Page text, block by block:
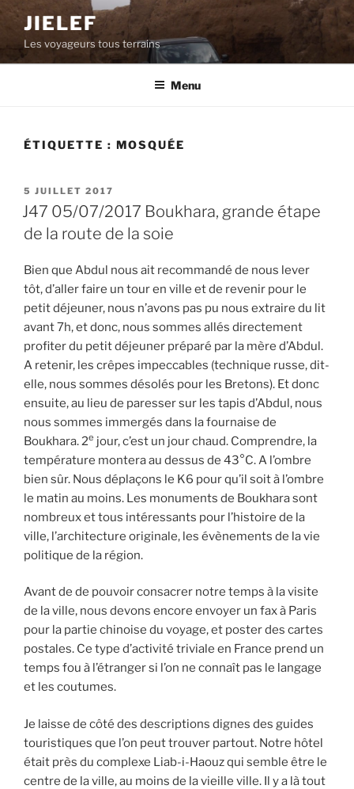
Aller
contenu
principal
JIELEF
Les voyageurs tous terrains
Menu
ÉTIQUETTE : MOSQUÉE
PUBLIÉ
LE
5 JUILLET 2017
J47 05/07/2017 Boukhara, grande étape
de la route de la soie
Bien que Abdul nous ait recommandé de nous lever
tôt, d’aller faire un tour en ville et de revenir pour le
petit déjeuner, nous n’avons pas pu nous extraire du lit
avant 7h, et donc, nous sommes allés directement
profiter du petit déjeuner préparé par la mère d’Abdul.
A retenir, les crêpes impeccables (technique russe, dit-
elle, nous sommes désolés pour les Bretons). Et donc
ensuite, au lieu de paresser sur les tapis d’Abdul, nous
nous sommes immergés dans la fournaise de
Boukhara. 2e jour, c’est un jour chaud. Comprendre, la
température montera au dessus de 43°C. A l’ombre
bien sûr. Nous déplaçons le K6 pour qu’il soit à l’ombre
le matin au moins. Les monuments de Boukhara sont
nombreux et tous intéressants pour l’histoire de la
ville, l’architecture originale, les évènements de la vie
politique de la région.
Avant de de pouvoir consacrer notre temps à la visite
de la ville, nous devons encore envoyer un fax à Paris
pour la partie chinoise du voyage, et poster des cartes
postales. Ce type d’activité triviale en France prend un
temps fou à l’étranger si l’on ne connaît pas le langage
et les coutumes.
Je laisse de côté des descriptions dignes des guides
touristiques que l’on peut trouver partout. Notre hôtel
était près du complexe Liab-i-Haouz qui semble être le
centre de la ville, au moins de la vieille ville. Il y a là tout